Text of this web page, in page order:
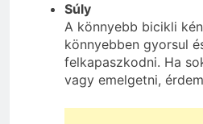
Súly
A könnyebb bicikli
könnyebben gyorsul
felkapaszkodni. Ha
vagy emelgetni,